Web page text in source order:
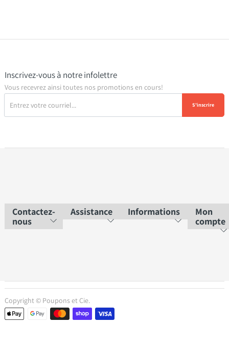
Inscrivez-vous à notre infolettre
Vous recevrez ainsi toutes nos promotions en cours!
S'inscrire
Contactez-
nous
Assistance Informations
Mon
compte
Copyright © Poupons et Cie.
Moyens de paiement